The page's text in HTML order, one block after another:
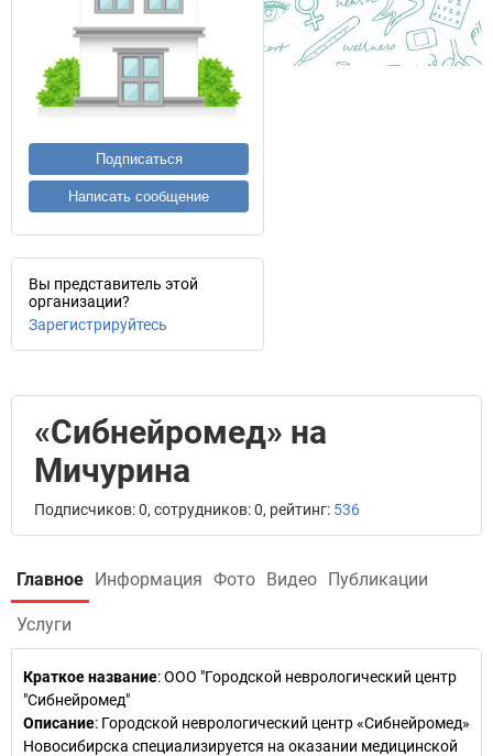
Подписаться
Написать сообщение
Вы представитель этой
организации?
Зарегистрируйтесь
«Сибнейромед» на
Мичурина
Подписчиков: 0, сотрудников: 0, рейтинг: 536
Главное Информация Фото Видео Публикации
Услуги
Краткое название:ООО "Городской неврологический центр
"Сибнейромед"
Описание: Городской неврологический центр «Сибнейромед»
Новосибирска специализируется на оказании медицинской